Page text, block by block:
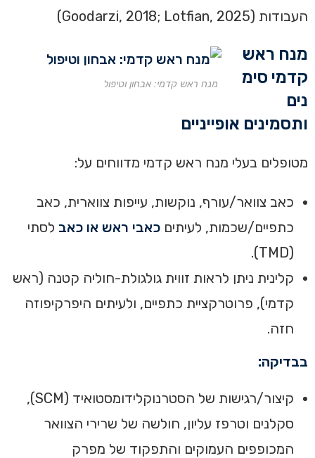
העבודות (Goodarzi, 2018; Lotfian, 2025)
מנח ראש קדמי: אבחון וטיפול
מנח ראש
קדמי סימ
נים
ותסמינים אופייניים
מטופלים בעלי מנח ראש קדמי מדווחים על:
כאב צוואר/עורף, נוקשות, עייפות צווארית, כאב
כתפיים/שכמות, לעיתים כאבי ראש או כאב לסתי
(TMD).
קלינית ניתן לראות זווית גולגולת-חוליה קטנה (ראש
קדמי), פרוטרקציית כתפיים, ולעיתים היפרקיפוזה
חזה.
בבדיקה:
קיצור/רגישות של הסטרנוקלידומסטואיד (SCM),
סקלנים וטרפז עליון, חולשה של שרירי הצוואר
המכופפים העמוקים והתפקוד של מפרק